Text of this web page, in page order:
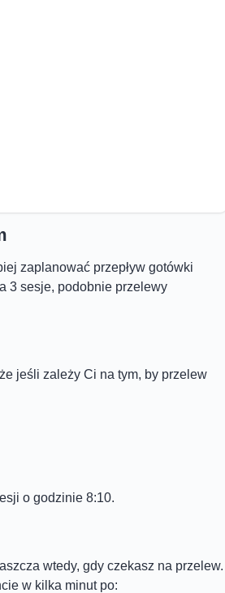
zaplanować przepływ gotówki
3 sesje, podobnie przelewy
jeśli zależy Ci na tym, by przelew
o godzinie 8:10.
wtedy, gdy czekasz na przelew.
w kilka minut po: